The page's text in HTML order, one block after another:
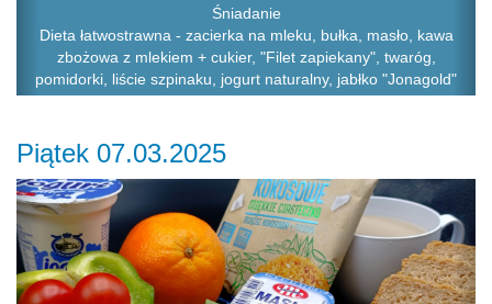
Śniadanie
Dieta łatwostrawna - zacierka na mleku, bułka, masło, kawa
zbożowa z mlekiem + cukier, "Filet zapiekany", twaróg,
pomidorki, liście szpinaku, jogurt naturalny, jabłko "Jonagold"
Piątek 07.03.2025
Previous